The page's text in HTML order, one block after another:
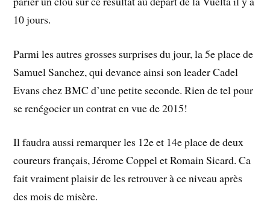
10 jours.
Parmi les autres grosses surprises du jour, la 5e place de
Samuel Sanchez, qui devance ainsi son leader Cadel
Evans chez BMC d’une petite seconde. Rien de tel pour
se renégocier un contrat en vue de 2015!
Il faudra aussi remarquer les 12e et 14e place de deux
coureurs français, Jérome Coppel et Romain Sicard. Ca
fait vraiment plaisir de les retrouver à ce niveau après
des mois de misère.